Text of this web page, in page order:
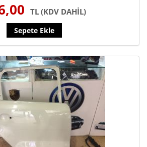
TL (KDV DAHİL)
Sepete Ekle